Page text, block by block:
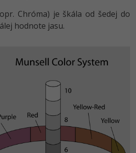
Chróma) je škála od šedej do
hodnote jasu.